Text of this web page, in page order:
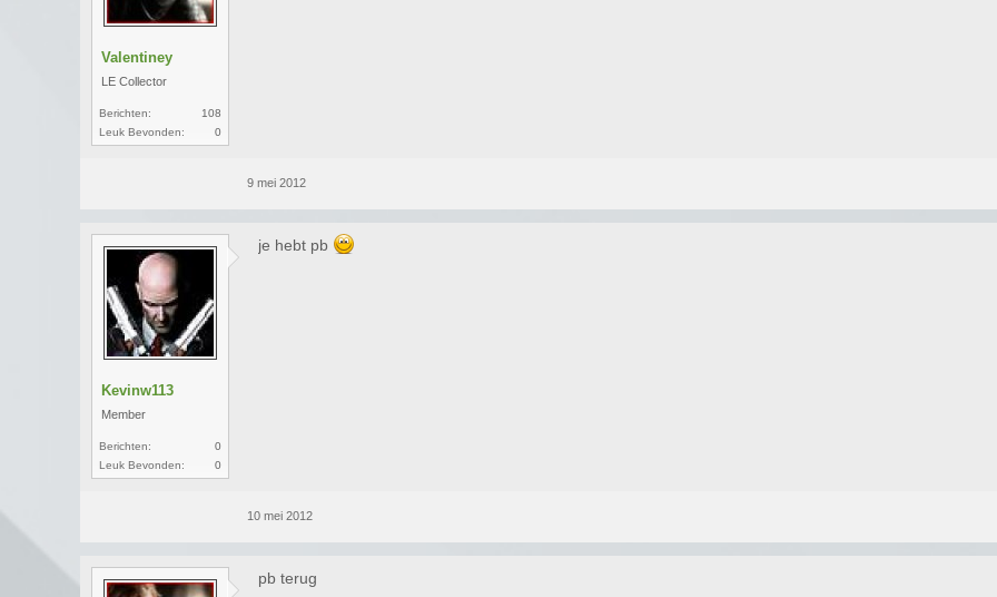
Valentiney
LE Collector
Berichten:
108
Leuk Bevonden:
0
9 mei 2012
Kevinw113
Member
Berichten:
0
Leuk Bevonden:
0
je hebt pb
10 mei 2012
pb terug